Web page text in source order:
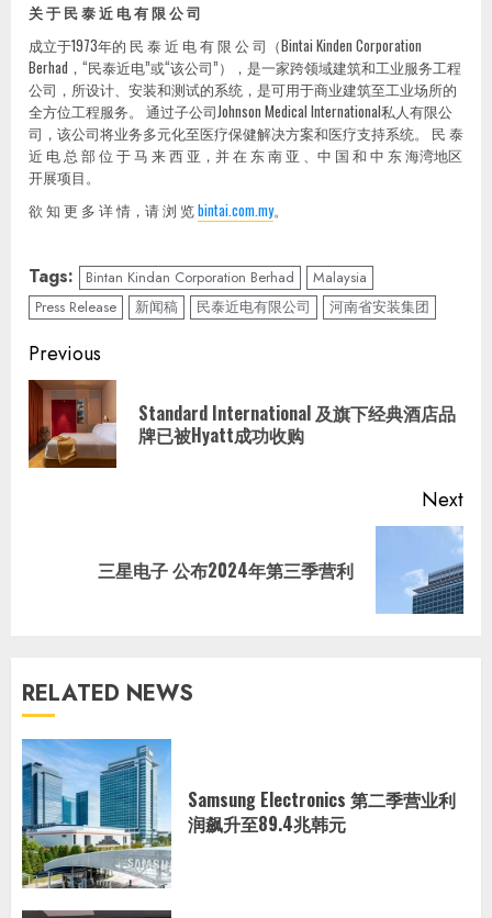
关 于 民 泰 近 电 有 限 公 司
成立于1973年的 民 泰 近 电 有 限 公 司（Bintai Kinden Corporation
Berhad，“民泰近电”或“该公司”），是一家跨领域建筑和工业服务工程
公司，所设计、安装和测试的系统，是可用于商业建筑至工业场所的
全方位工程服务。 通过子公司Johnson Medical International私人有限公
司，该公司将业务多元化至医疗保健解决方案和医疗支持系统。 民 泰
近 电 总 部 位 于 马 来 西 亚，并 在 东 南 亚 、中 国 和 中 东 海湾地区
开展项目。
欲 知 更 多 详 情，请 浏 览bintai.com.my。
Tags: Bintan Kindan Corporation Berhad
Malaysia
Press Release
新闻稿 民泰近电有限公司 河南省安装集团
Continue
Reading
Previous
Standard International 及旗下经典酒店品
牌已被Hyatt成功收购
Next
三星电子 公布2024年第三季营利
RELATED NEWS
Samsung Electronics 第二季营业利
润飙升至89.4兆韩元